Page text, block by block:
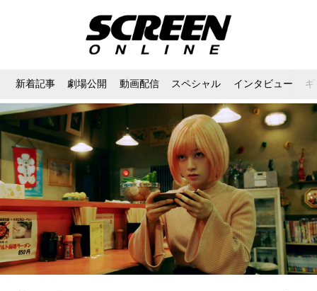
新着記事 劇場公開 動画配信 スペシャル インタビュー